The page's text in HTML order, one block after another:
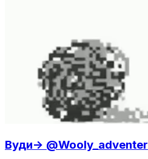
Вуди-> @Wooly_adventer